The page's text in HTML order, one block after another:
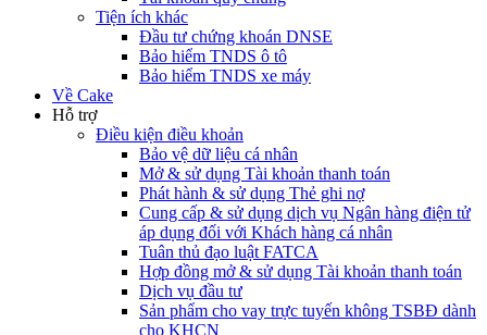
Tiện ích khác
Đầu tư chứng khoán DNSE
Bảo hiểm TNDS ô tô
Bảo hiểm TNDS xe máy
Về Cake
Hỗ trợ
Điều kiện điều khoản
Bảo vệ dữ liệu cá nhân
Mở & sử dụng Tài khoản thanh toán
Phát hành & sử dụng Thẻ ghi nợ
Cung cấp & sử dụng dịch vụ Ngân hàng điện tử
áp dụng đối với Khách hàng cá nhân
Tuân thủ đạo luật FATCA
Hợp đồng mở & sử dụng Tài khoản thanh toán
Dịch vụ đầu tư
Sản phẩm cho vay trực tuyến không TSBĐ dành
cho KHCN